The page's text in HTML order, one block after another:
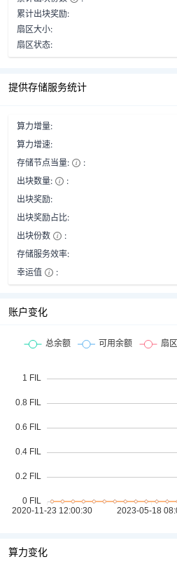
累计出块奖励:
扇区大小:
扇区状态:
提供存储服务统计
算力增量:
算力增速:
存储节点当量:
:
出块数量:
:
出块奖励:
出块奖励占比:
出块份数
:
存储服务效率:
幸运值
:
账户变化
算力变化